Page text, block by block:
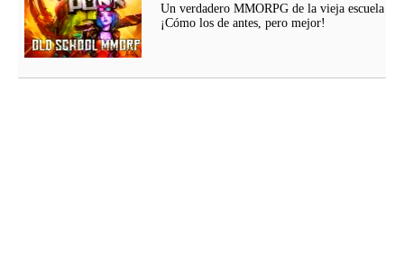
Un verdadero MMORPG de la vieja escuela
¡Cómo los de antes, pero mejor!